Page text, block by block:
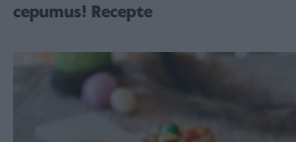
cepumus! Recepte